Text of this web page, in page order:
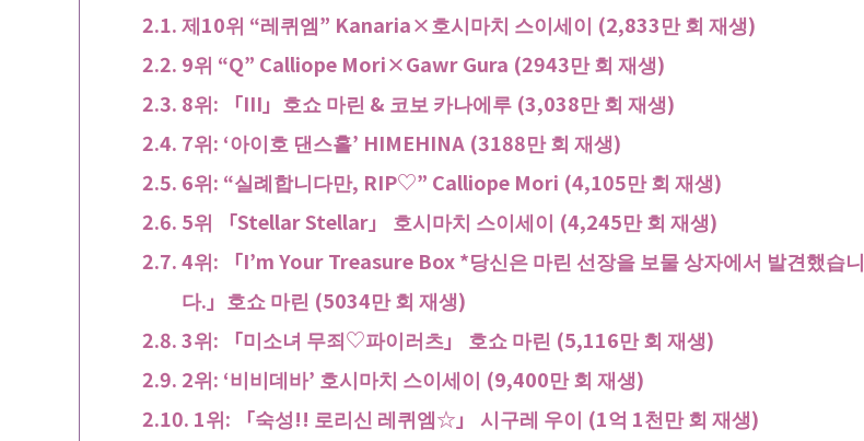
제10위 “레퀴엠” Kanaria×호시마치 스이세이 (2,833만 회 재생)
9위 “Q” Calliope Mori×Gawr Gura (2943만 회 재생)
8위: 「III」호쇼 마린 & 코보 카나에루 (3,038만 회 재생)
7위: ‘아이호 댄스홀’ HIMEHINA (3188만 회 재생)
6위: “실례합니다만, RIP♡” Calliope Mori (4,105만 회 재생)
5위 「Stellar Stellar」 호시마치 스이세이 (4,245만 회 재생)
4위: 「I’m Your Treasure Box *당신은 마린 선장을 보물 상자에서 발견했습니
다.」호쇼 마린 (5034만 회 재생)
3위: 「미소녀 무죄♡파이러츠」 호쇼 마린 (5,116만 회 재생)
2위: ‘비비데바’ 호시마치 스이세이 (9,400만 회 재생)
1위: 「숙성!! 로리신 레퀴엠☆」 시구레 우이 (1억 1천만 회 재생)